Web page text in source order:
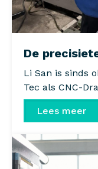
De
Li San is sinds
Tec als CNC-
Lees meer